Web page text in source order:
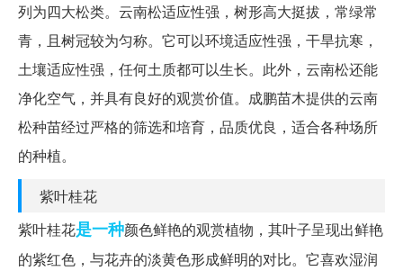
列为四大松类。云南松适应性强，树形高大挺拔，常绿常
青，且树冠较为匀称。它可以环境适应性强，干旱抗寒，
土壤适应性强，任何土质都可以生长。此外，云南松还能
净化空气，并具有良好的观赏价值。成鹏苗木提供的云南
松种苗经过严格的筛选和培育，品质优良，适合各种场所
的种植。
紫叶桂花
紫叶桂花是一种颜色鲜艳的观赏植物，其叶子呈现出鲜艳
的紫红色，与花卉的淡黄色形成鲜明的对比。它喜欢湿润